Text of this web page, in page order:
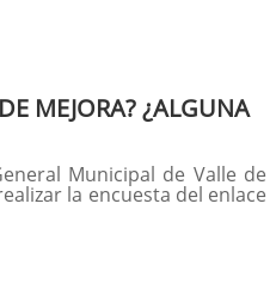
MEJORA? ¿ALGUNA
Municipal de Valle de
la encuesta del enlace